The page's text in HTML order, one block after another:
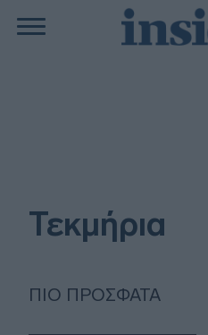
Τεκμήρια
ΠΙΟ ΠΡΌΣΦΑΤΑ